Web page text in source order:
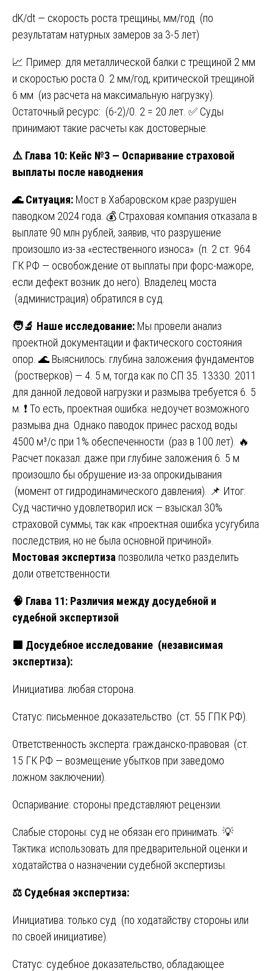
dK/dt — скорость роста трещины, мм/год (по
результатам натурных замеров за 3-5 лет)
📈 Пример: для металлической балки с трещиной 2 мм
и скоростью роста 0. 2 мм/год, критической трещиной
6 мм (из расчета на максимальную нагрузку).
Остаточный ресурс: (6-2)/0. 2 = 20 лет. ✅ Суды
принимают такие расчеты как достоверные.
⚠️ Глава 10: Кейс №3 — Оспаривание страховой
выплаты после наводнения
🌊Ситуация: Мост в Хабаровском крае разрушен
паводком 2024 года. 💰 Страховая компания отказала в
выплате 90 млн рублей, заявив, что разрушение
произошло из-за «естественного износа» (п. 2 ст. 964
ГК РФ — освобождение от выплаты при форс-мажоре,
если дефект возник до него). Владелец моста
(администрация) обратился в суд.
🧑 Наше исследование: Мы провели анализ
проектной документации и фактического состояния
опор. 🌊 Выяснилось: глубина заложения фундаментов
(ростверков) — 4. 5 м, тогда как по СП 35. 13330. 2011
для данной ледовой нагрузки и размыва требуется 6. 5
м. ❗️ То есть, проектная ошибка: недоучет возможного
размыва дна. Однако паводок принес расход воды
4500 м³/с при 1% обеспеченности (раз в 100 лет). 🔥
Расчет показал: даже при глубине заложения 6. 5 м
произошло бы обрушение из-за опрокидывания
(момент от гидродинамического давления). 📌 Итог:
Суд частично удовлетворил иск — взыскал 30%
страховой суммы, так как «проектная ошибка усугубила
последствия, но не была основной причиной».
Мостовая экспертиза позволила четко разделить
доли ответственности.
🧠 Глава 11: Различия между досудебной и
судебной экспертизой
🟩 Досудебное исследование (независимая
экспертиза):
Инициатива: любая сторона.
Статус: письменное доказательство (ст. 55 ГПК РФ).
Ответственность эксперта: гражданско-правовая (ст.
15 ГК РФ — возмещение убытков при заведомо
ложном заключении).
Оспаривание: стороны представляют рецензии.
Слабые стороны: суд не обязан его принимать. 💡
Тактика: использовать для предварительной оценки и
ходатайства о назначении судебной экспертизы.
⚖️ Судебная экспертиза:
Инициатива: только суд (по ходатайству стороны или
по своей инициативе).
Статус: судебное доказательство, обладающее